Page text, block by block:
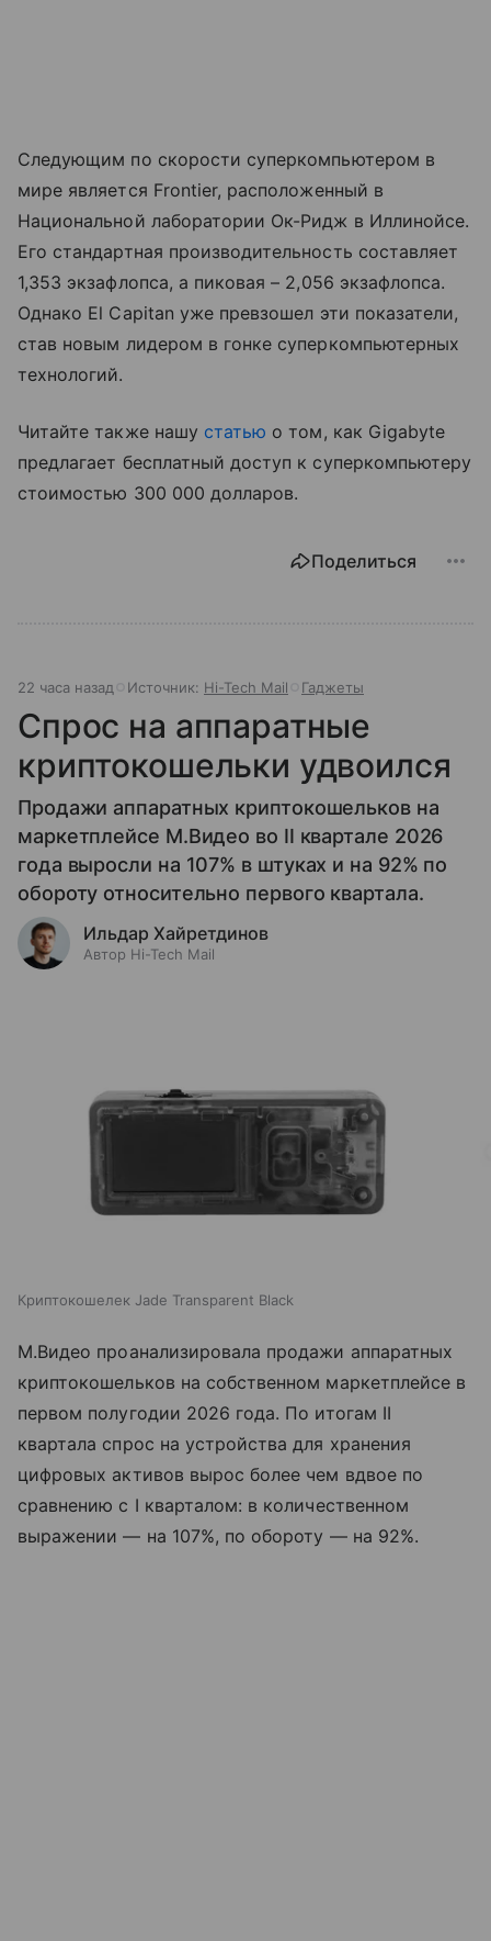
Следующим по скорости суперкомпьютером в
мире является Frontier, расположенный в
Национальной лаборатории Ок-Ридж в Иллинойсе.
Его стандартная производительность составляет
1,353 экзафлопса, а пиковая – 2,056 экзафлопса.
Однако El Capitan уже превзошел эти показатели,
став новым лидером в гонке суперкомпьютерных
технологий.
Читайте также нашу статью о том, как Gigabyte
предлагает бесплатный доступ к суперкомпьютеру
стоимостью 300 000 долларов.
Поделиться
22 часа назад Источник: Hi-Tech Mail Гаджеты
Спрос на аппаратные
криптокошельки удвоился
Продажи аппаратных криптокошельков на
маркетплейсе М.Видео во II квартале 2026
года выросли на 107% в штуках и на 92% по
обороту относительно первого квартала.
Ильдар Хайретдинов
Автор Hi-Tech Mail
Криптокошелек Jade Transparent Black
М.Видео проанализировала продажи аппаратных
криптокошельков на собственном маркетплейсе в
первом полугодии 2026 года. По итогам II
квартала спрос на устройства для хранения
цифровых активов вырос более чем вдвое по
сравнению с I кварталом: в количественном
выражении — на 107%, по обороту — на 92%.